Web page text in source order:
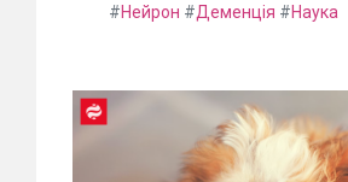
#Нейрон #Деменція #Наука